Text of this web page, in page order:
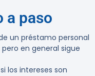
a paso
un préstamo personal
en general sigue
los intereses son